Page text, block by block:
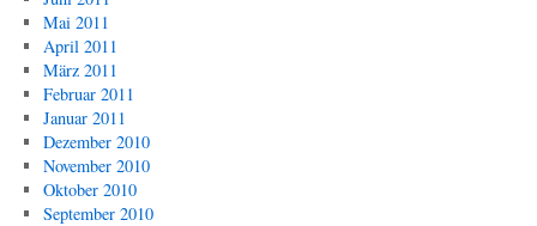
Mai 2011
April 2011
März 2011
Februar 2011
Januar 2011
Dezember 2010
November 2010
Oktober 2010
September 2010